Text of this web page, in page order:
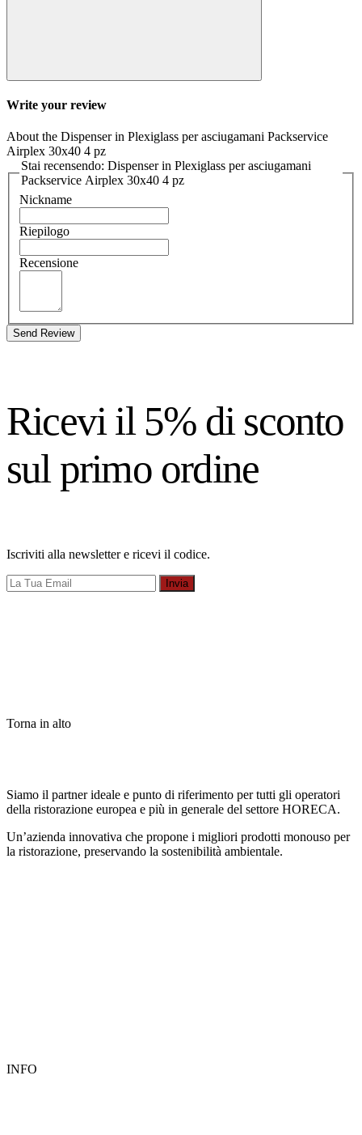
Write your review
About the Dispenser in Plexiglass per asciugamani Packservice
Airplex 30x40 4 pz
Stai recensendo: Dispenser in Plexiglass per asciugamani
Packservice Airplex 30x40 4 pz
Nickname
Riepilogo
Recensione
Send Review
Ricevi il 5% di sconto
sul primo ordine
Iscriviti alla newsletter e ricevi il codice.
Invia
Torna in alto
Siamo il partner ideale e punto di riferimento per tutti gli operatori
della ristorazione europea e più in generale del settore HORECA.
Un’azienda innovativa che propone i migliori prodotti monouso per
la ristorazione, preservando la sostenibilità ambientale.
INFO